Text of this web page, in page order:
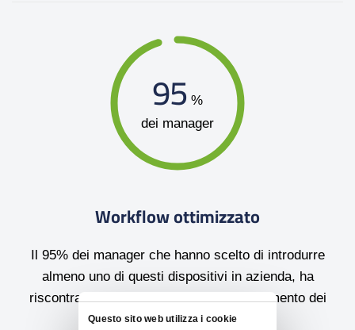
Questo sito web utilizza i cookie
95 %
dei manager
Workflow ottimizzato
Il 95% dei manager che hanno scelto di introdurre
almeno uno di questi dispositivi in azienda, ha
riscontrato un miglioramento nello svolgimento dei
meeting.